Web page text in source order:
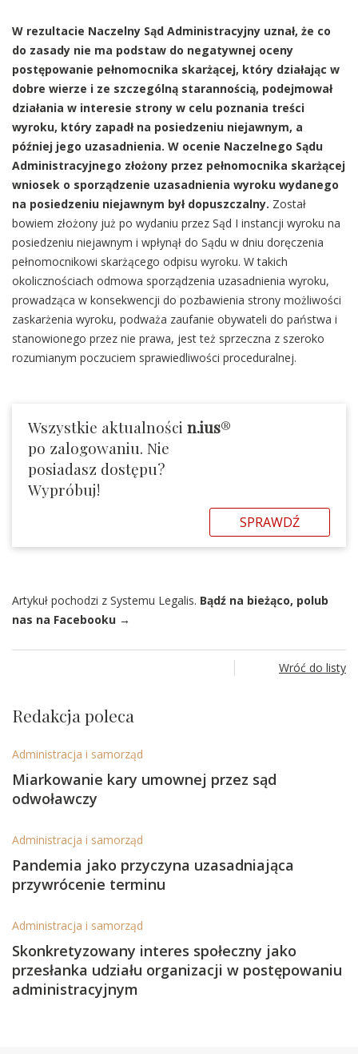
W rezultacie Naczelny Sąd Administracyjny uznał, że co
do zasady nie ma podstaw do negatywnej oceny
postępowanie pełnomocnika skarżącej, który działając w
dobre wierze i ze szczególną starannością, podejmował
działania w interesie strony w celu poznania treści
wyroku, który zapadł na posiedzeniu niejawnym, a
później jego uzasadnienia. W ocenie Naczelnego Sądu
Administracyjnego złożony przez pełnomocnika skarżącej
wniosek o sporządzenie uzasadnienia wyroku wydanego
na posiedzeniu niejawnym był dopuszczalny. Został
bowiem złożony już po wydaniu przez Sąd I instancji wyroku na
posiedzeniu niejawnym i wpłynął do Sądu w dniu doręczenia
pełnomocnikowi skarżącego odpisu wyroku. W takich
okolicznościach odmowa sporządzenia uzasadnienia wyroku,
prowadząca w konsekwencji do pozbawienia strony możliwości
zaskarżenia wyroku, podważa zaufanie obywateli do państwa i
stanowionego przez nie prawa, jest też sprzeczna z szeroko
rozumianym poczuciem sprawiedliwości proceduralnej.
Wszystkie aktualności n.ius®
po zalogowaniu. Nie
posiadasz dostępu?
Wypróbuj!
SPRAWDŹ
Artykuł pochodzi z Systemu Legalis. Bądź na bieżąco, polub
nas na Facebooku →
Wróć do listy
Redakcja poleca
Administracja i samorząd
Miarkowanie kary umownej przez sąd
odwoławczy
Administracja i samorząd
Pandemia jako przyczyna uzasadniająca
przywrócenie terminu
Administracja i samorząd
Skonkretyzowany interes społeczny jako
przesłanka udziału organizacji w postępowaniu
administracyjnym